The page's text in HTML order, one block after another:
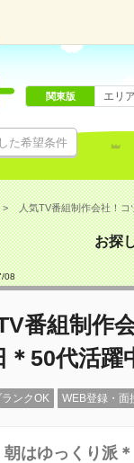
た希望条件
関東版 エリ
人気TV番組制作会社！コ
お探
/08
番組制作
＊50代活躍
ランクOK WEB登録・面
朝はゆっくり派＊